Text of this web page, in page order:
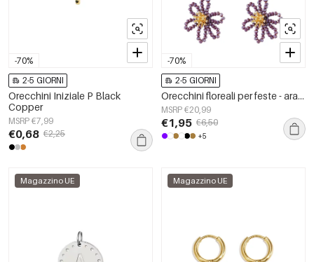
-70%
2-5 GIORNI
Orecchini Iniziale P Black
Copper
MSRP €7,99
€0,68 €2,25
-70%
2-5 GIORNI
Orecchini floreali per feste - arancione/viola
MSRP €20,99
€1,95 €6,50
+5
Magazzino UE Magazzino UE